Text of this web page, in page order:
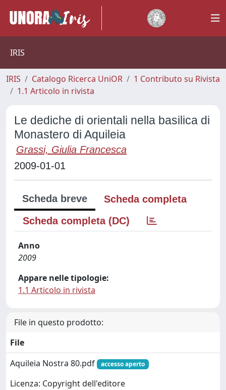
IRIS
IRIS Catalogo Ricerca UniOR
1 Contributo su Rivista
1.1 Articolo in rivista
Le dediche di orientali nella basilica di
Monastero di Aquileia
Grassi, Giulia Francesca
2009-01-01
Scheda breve
Scheda completa
Scheda completa (DC)
Anno
2009
Appare nelle tipologie:
1.1 Articolo in rivista
File in questo prodotto:
File
Aquileia Nostra 80.pdf
accesso aperto
Licenza: Copyright dell'editore